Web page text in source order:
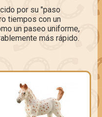
por su "paso
tiempos con un
un paseo uniforme,
más rápido.